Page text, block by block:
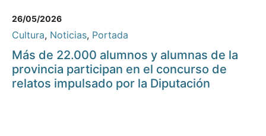
26/05/2026
Cultura, Noticias, Portada
Más de 22.000 alumnos y alumnas de la
provincia participan en el concurso de
relatos impulsado por la Diputación